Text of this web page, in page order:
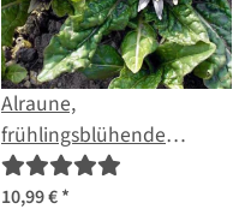
Alraune,
frühlingsblühende
(Mandragora officinarum)
Samen
10,99 €*